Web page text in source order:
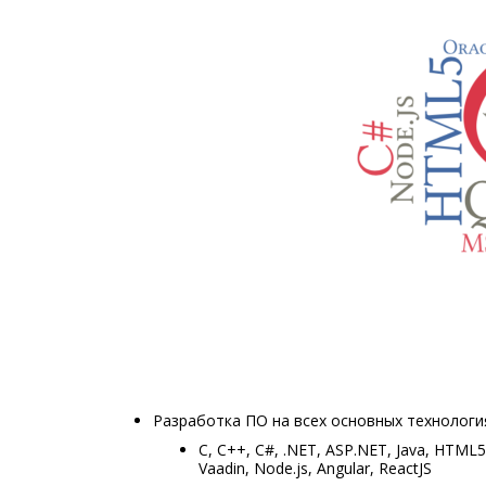
Разработка ПО на всех основных
C, C++, C#, .NET, ASP.NET, Java,
Vaadin, Node.js, Angular, ReactJS